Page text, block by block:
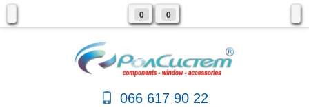
0 0
066 617 90 22